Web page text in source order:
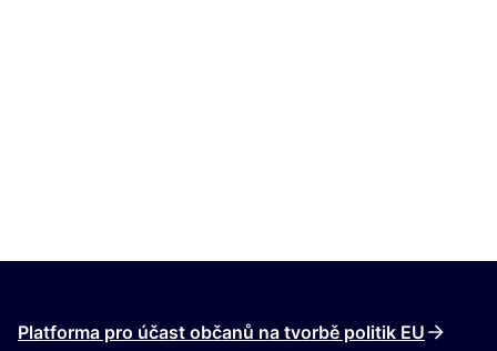
Platforma pro účast občanů na tvorbě politik EU